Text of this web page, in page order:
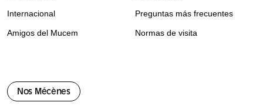
Nos Mécènes
Internacional
Amigos del Mucem
Preguntas más frecuentes
Normas de visita